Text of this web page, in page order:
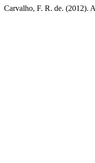
Carvalho, F. R. de. (2012).